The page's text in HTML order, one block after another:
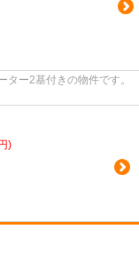
ー2基付きの物件です。
)